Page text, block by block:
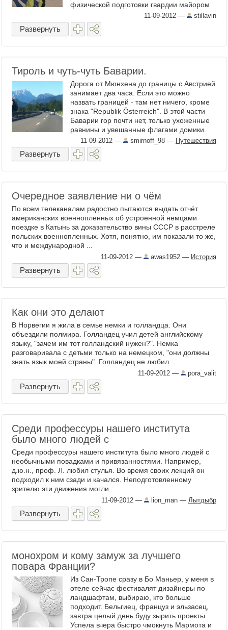
физической подготовки гвардии майором
Андреем Михайловичем ...11-09-2012 — stillavin
Развернуть
Тироль и чуть-чуть Баварии.
Дорога от Мюнхена до границы с Австрией
занимает два часа. Если это можно
назвать границей - там нет ничего, кроме
знака "Republik Österreich". В этой части
Баварии гор почти нет, только ухоженные
равнины и увешанные флагами домики.
Горы появляются ...
11-09-2012 — smirnoff_98 — Путешествия
Развернуть
Очередное заявление ни о чём
По всем телеканалам радостно пытаются выдать отчёт
американских военнопленных об устроенной немцами
поездке в Катынь за доказательство вины СССР в расстреле
польских военнопленных. Хотя, понятно, им показали то же,
что и международной ...
11-09-2012 — awas1952 — История
Развернуть
Как они это делают
В Норвегии я жила в семье немки и голландца. Они
объездили полмира. Голландец учил детей английскому
языку, "зачем им тот голландский нужен?". Немка
разговаривала с детьми только на немецком, "они должны
знать язык моей страны". Голландец не любил ...
11-09-2012 — pora_valit
Развернуть
Среди профессуры нашего института
было много людей с
Среди профессуры нашего института было много людей с
необычными повадками и привязанностями. Например,
д.ю.н., проф. Л. любил стулья. Во время своих лекций он
подходил к ним сзади и качался. Неподготовленному
зрителю эти движения могли ...
11-09-2012 — lion_man — Лытдыбр
Развернуть
монохром и кому замуж за лучшего
повара Франции?
Из Сан-Тропе сразу в Бо Маньер, у меня в
отеле сейчас фестивалят дизайнеры по
ландшафтам, выбираю, кто больше
подходит. Бельгиец, француз и эльзасец,
завтра целый день буду зырить проекты.
Успела вчера быстро чмокнуть Мармота и